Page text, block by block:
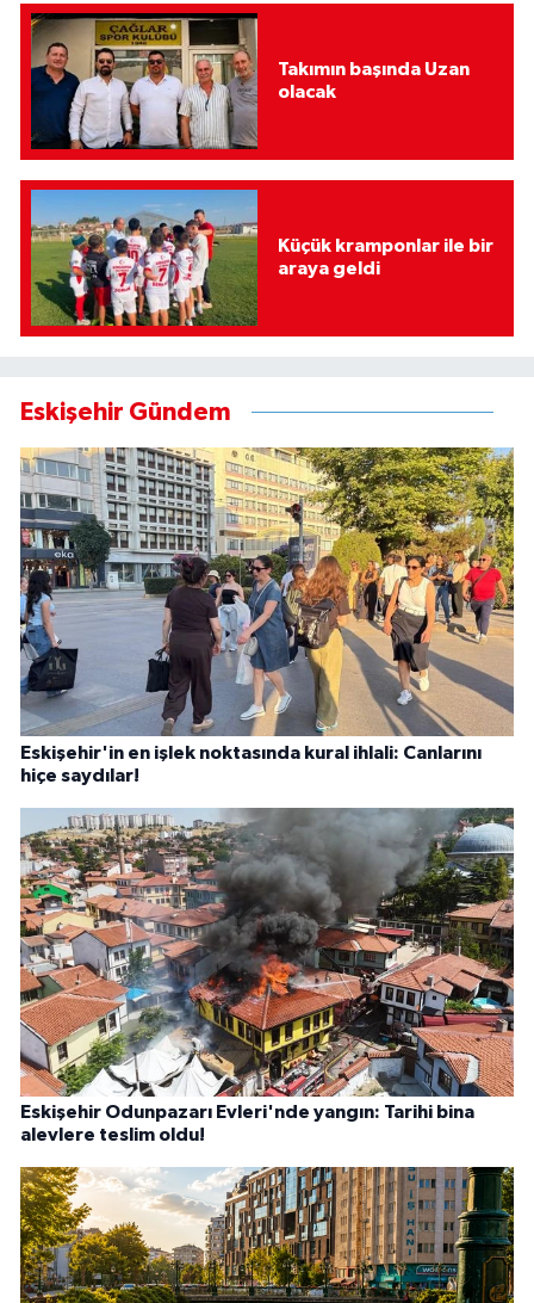
Takımın başında Uzan
olacak
Küçük kramponlar ile bir
araya geldi
Eskişehir Gündem
Eskişehir'in en işlek noktasında kural ihlali: Canlarını
hiçe saydılar!
Eskişehir Odunpazarı Evleri'nde yangın: Tarihi bina
alevlere teslim oldu!